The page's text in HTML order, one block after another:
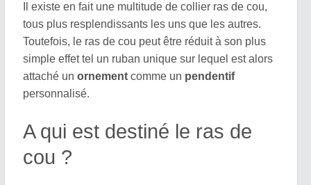
Il existe en fait une multitude de collier ras de cou,
tous plus resplendissants les uns que les autres.
Toutefois, le ras de cou peut être réduit à son plus
simple effet tel un ruban unique sur lequel est alors
attaché unornement comme un pendentif
personnalisé.
A qui est destiné le ras de
cou ?